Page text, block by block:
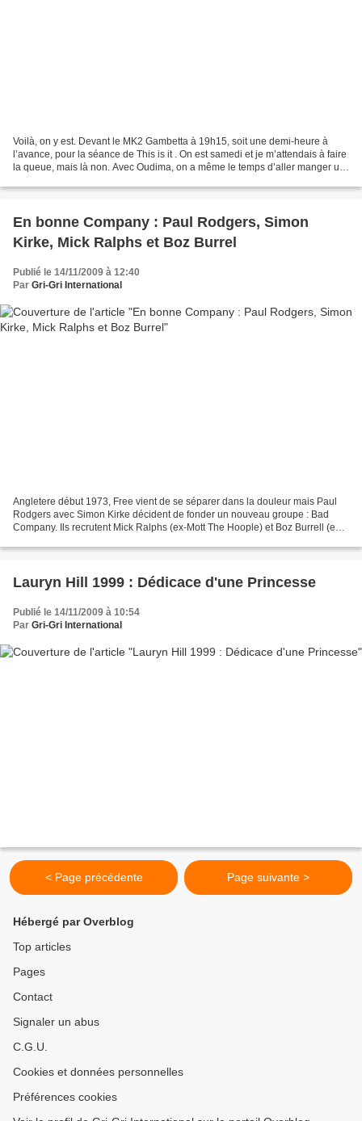
Voilà, on y est. Devant le MK2 Gambetta à 19h15, soit une demi-heure à
l’avance, pour la séance de This is it . On est samedi et je m’attendais à faire
la queue, mais là non. Avec Oudima, on a même le temps d’aller manger un
En bonne Company : Paul Rodgers, Simon
Kirke, Mick Ralphs et Boz Burrel
Publié le 14/11/2009 à 12:40
Par Gri-Gri International
Angletere début 1973, Free vient de se séparer dans la douleur mais Paul
Rodgers avec Simon Kirke décident de fonder un nouveau groupe : Bad
Company. Ils recrutent Mick Ralphs (ex-Mott The Hoople) et Boz Burrell (ex-
Lauryn Hill 1999 : Dédicace d'une Princesse
Publié le 14/11/2009 à 10:54
Par Gri-Gri International
< Page précédente Page suivante >
Hébergé par Overblog
Top articles
Pages
Contact
Signaler un abus
C.G.U.
Cookies et données personnelles
Préférences cookies